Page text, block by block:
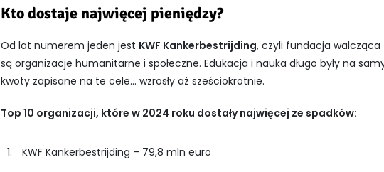
Kto dostaje najwięcej pieniędzy?
Od lat numerem jeden jest KWF Kankerbestrijding, czyli fundacja
są organizacje humanitarne i społeczne. Edukacja i nauka długo były na
kwoty zapisane na te cele… wzrosły aż sześciokrotnie.
Top 10 organizacji, które w 2024 roku dostały najwięcej ze spadków:
KWF Kankerbestrijding – 79,8 mln euro